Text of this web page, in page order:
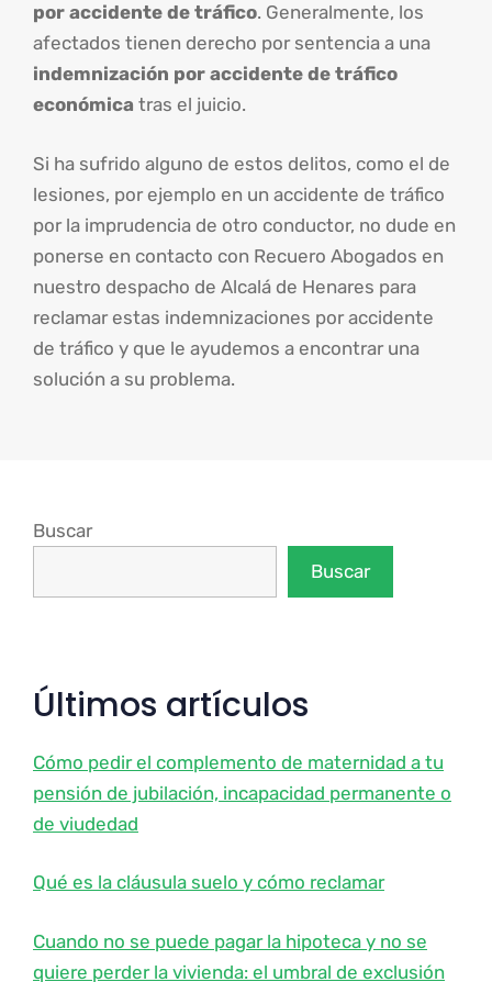
por accidente de tráfico. Generalmente, los
afectados tienen derecho por sentencia a una
indemnización por accidente de tráfico
económica tras el juicio.
Si ha sufrido alguno de estos delitos, como el de
lesiones, por ejemplo en un accidente de tráfico
por la imprudencia de otro conductor, no dude en
ponerse en contacto con Recuero Abogados en
nuestro despacho de Alcalá de Henares para
reclamar estas indemnizaciones por accidente
de tráfico y que le ayudemos a encontrar una
solución a su problema.
Buscar
Buscar
Últimos artículos
Cómo pedir el complemento de maternidad a tu
pensión de jubilación, incapacidad permanente o
de viudedad
Qué es la cláusula suelo y cómo reclamar
Cuando no se puede pagar la hipoteca y no se
quiere perder la vivienda: el umbral de exclusión